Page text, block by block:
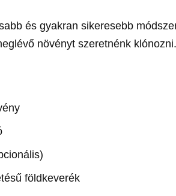
és gyakran sikeresebb
növényt szeretnénk klónozni.
földkeverék